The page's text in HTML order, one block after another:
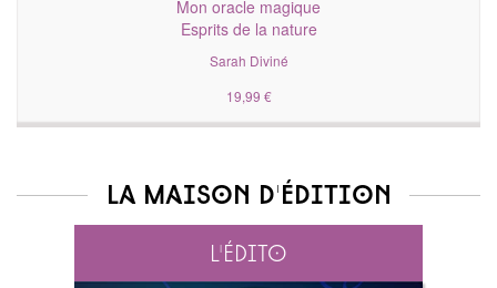
Mon oracle magique
Esprits de la nature
Sarah Diviné
19,99 €
La maison d'édition
L'édito